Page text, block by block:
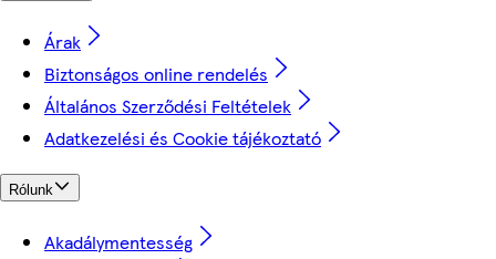
Árak
Biztonságos online rendelés
Általános Szerződési Feltételek
Adatkezelési és Cookie tájékoztató
Rólunk
Akadálymentesség